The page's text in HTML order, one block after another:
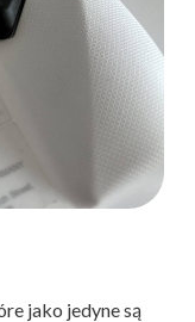
jako jedyne są